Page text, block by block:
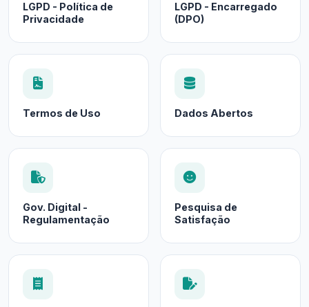
LGPD - Política de
Privacidade
LGPD - Encarregado
(DPO)
Termos de Uso Dados Abertos
Gov. Digital -
Regulamentação
Pesquisa de
Satisfação